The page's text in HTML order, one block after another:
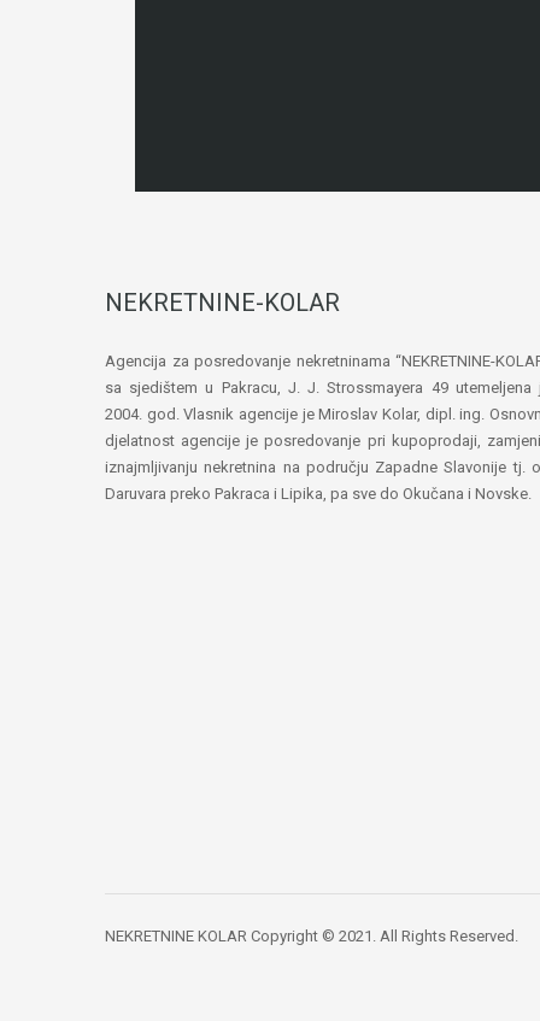
NEKRETNINE-KOLAR
Agencija za posredovanje nekretninama “NEKRETNINE-
sa sjedištem u Pakracu, J. J. Strossmayera 49 utemeljena
2004. god. Vlasnik agencije je Miroslav Kolar, dipl. ing.
djelatnost agencije je posredovanje pri kupoprodaji,
iznajmljivanju nekretnina na području Zapadne Slavonije tj.
Daruvara preko Pakraca i Lipika, pa sve do Okučana i Novske.
NEKRETNINE KOLAR Copyright © 2021. All Rights Reserved.